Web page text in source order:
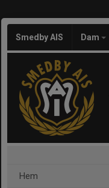
Smedby AIS Dam
Hem